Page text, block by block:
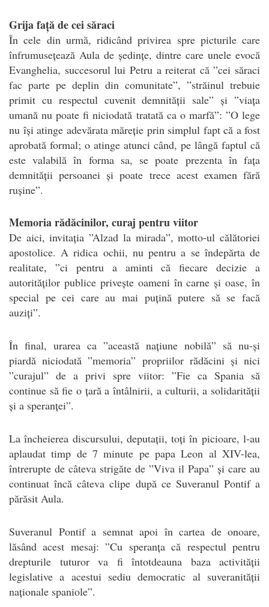
Grija față de cei săraci
În cele din urmă, ridicând privirea spre picturile care
înfrumusețează Aula de ședințe, dintre care unele evocă
Evanghelia, succesorul lui Petru a reiterat că ”cei săraci
fac parte pe deplin din comunitate”, ”străinul trebuie
primit cu respectul cuvenit demnității sale” și ”viața
umană nu poate fi niciodată tratată ca o marfă”: ”O lege
nu își atinge adevărata măreție prin simplul fapt că a fost
aprobată formal; o atinge atunci când, pe lângă faptul că
este valabilă în forma sa, se poate prezenta în fața
demnității persoanei și poate trece acest examen fără
rușine”.
Memoria rădăcinilor, curaj pentru viitor
De aici, invitația ”Alzad la mirada”, motto-ul călătoriei
apostolice. A ridica ochii, nu pentru a se îndepărta de
realitate, ”ci pentru a aminti că fiecare decizie a
autorităților publice privește oameni în carne și oase, în
special pe cei care au mai puțină putere să se facă
auziți”.
În final, urarea ca ”această națiune nobilă” să nu-și
piardă niciodată ”memoria” propriilor rădăcini și nici
”curajul” de a privi spre viitor: ”Fie ca Spania să
continue să fie o țară a întâlnirii, a culturii, a solidarității
și a speranței”.
La încheierea discursului, deputații, toți în picioare, l-au
aplaudat timp de 7 minute pe papa Leon al XIV-lea,
întrerupte de câteva strigăte de ”Viva il Papa” și care au
continuat încă câteva clipe după ce Suveranul Pontif a
părăsit Aula.
Suveranul Pontif a semnat apoi în cartea de onoare,
lăsând acest mesaj: ”Cu speranța că respectul pentru
drepturile tuturor va fi întotdeauna baza activității
legislative a acestui sediu democratic al suveranității
naționale spaniole”.